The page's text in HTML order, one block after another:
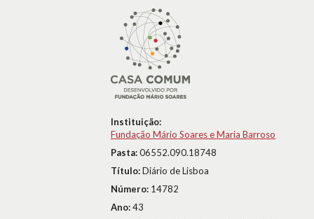
Instituição:
Fundação Mário Soares e Maria Barroso
Pasta:06552.090.18748
Título:Diário de Lisboa
Número: 14782
Ano:43